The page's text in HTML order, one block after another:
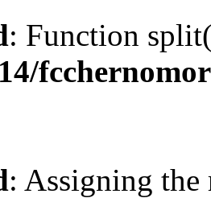
: Function
: Assigning the